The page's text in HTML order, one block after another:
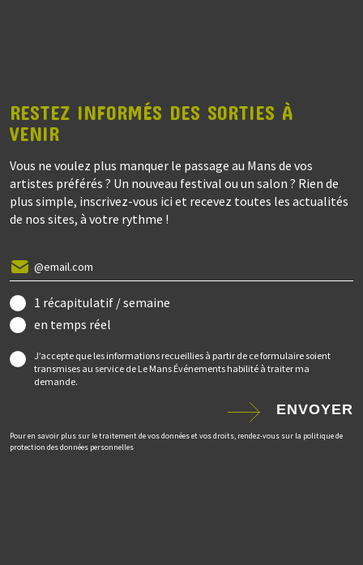
RESTEZ INFORMÉS DES SORTIES À
VENIR
Vous ne voulez plus manquer le passage au Mans de vos
artistes préférés ? Un nouveau festival ou un salon ? Rien de
plus simple, inscrivez-vous ici et recevez toutes les actualités
de nos sites, à votre rythme !
1 récapitulatif / semaine
en temps réel
J’accepte que les informations recueillies à partir de ce formulaire soient
transmises au service de Le Mans Événements habilité à traiter ma
demande.
ENVOYER
Pour en savoir plus sur le traitement de vos données et vos droits, rendez-vous sur la politique de
protection des données personnelles